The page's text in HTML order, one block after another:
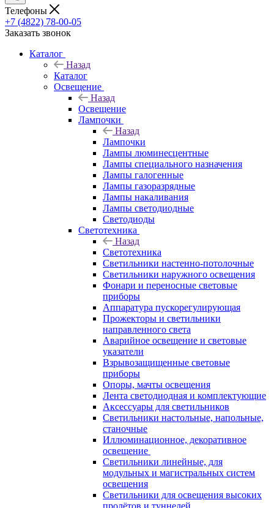
Телефоны
+7 (4822) 78-00-05
Заказать звонок
Каталог
Назад
Каталог
Освещение
Назад
Освещение
Лампочки
Назад
Лампочки
Лампы люминесцентные
Лампы специального назначения
Лампы галогенные
Лампы газоразрядные
Лампы накаливания
Лампы светодиодные
Светодиоды
Светотехника
Назад
Светотехника
Светильники настенно-потолочные
Светильники наружного освещения
Фонари и переносные световые
приборы
Аппаратура пускорегулирующая
Прожекторы и светильники
направленного света
Аварийное освещение и световые
указатели
Взрывозащищенные световые
приборы
Опоры, мачты освещения
Лента светодиодная и комплектующие
Аксессуары для светильников
Светильники настольные, напольные,
станочные
Иллюминационное, декоративное
освещение
Светильники линейные, для
модульных и магистральных систем
освещения
Светильники для освещения высоких
пролётов и туннелей